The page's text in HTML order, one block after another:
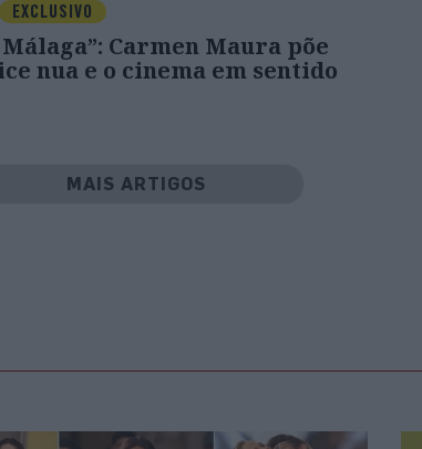
EXCLUSIVO
Carmen Maura põe
nua e o cinema em sentido
MAIS ARTIGOS